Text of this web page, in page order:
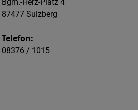
Bgm.-Herz-Platz 4
87477 Sulzberg
Telefon:
08376 / 1015